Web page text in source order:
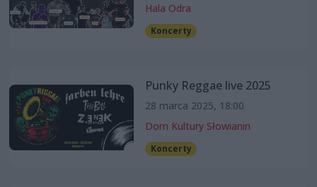
Hala Odra
Koncerty
Punky Reggae live 2025
28 marca 2025, 18:00
Dom Kultury Słowianin
Koncerty